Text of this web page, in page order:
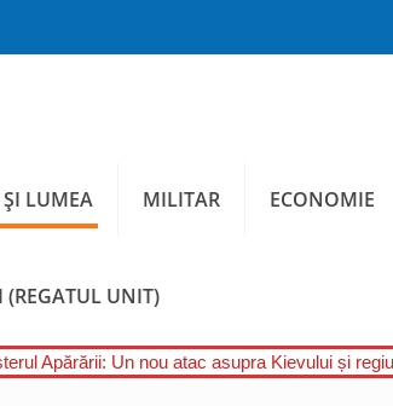
LUMEA MILITAR ECONOMIE
(REGATUL UNIT)
Apărării: Un nou atac asupra Kievului și